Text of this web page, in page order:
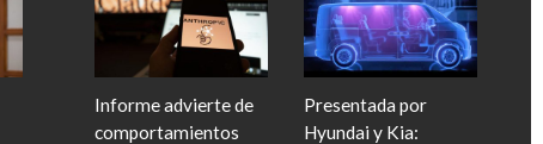
Informe advierte de
comportamientos
Presentada por
Hyundai y Kia: